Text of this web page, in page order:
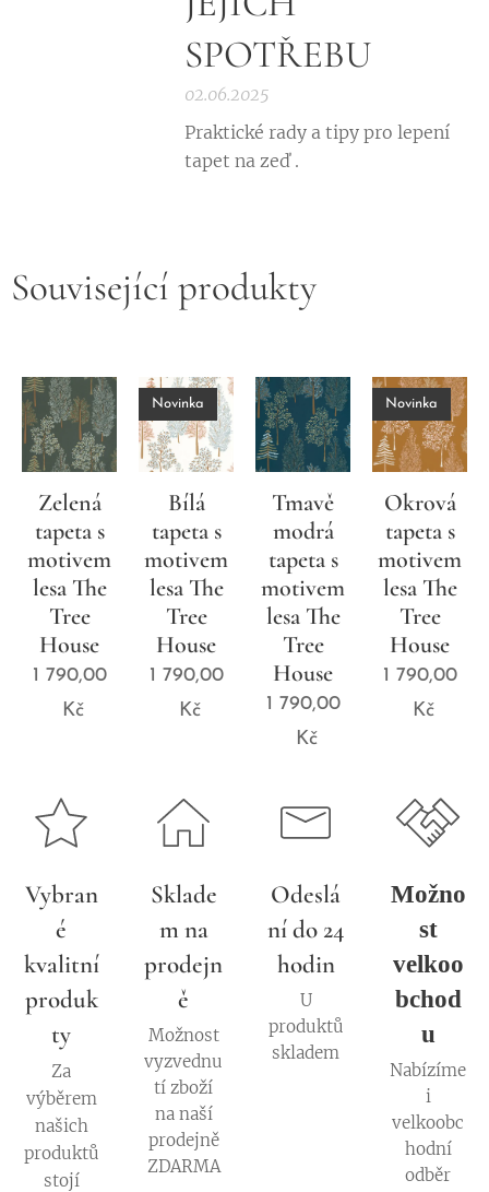
SPOTŘEBU
02.06.2025
Praktické rady a tipy pro lepení
tapet na zeď .
Související produkty
Zelená
tapeta s
motivem
lesa The
Tree
House
1 790,00
Kč
Bílá
tapeta s
motivem
lesa The
Tree
House
Novinka
1 790,00
Kč
Tmavě
modrá
tapeta s
motivem
lesa The
Tree
House
1 790,00
Kč
Okrová
tapeta s
motivem
lesa The
Tree
House
Novinka
1 790,00
Kč
Vybran
é
kvalitní
produk
ty
Za
výběrem
našich
produktů
stojí
Sklade
m na
prodejn
ě
Možnost
vyzvednu
tí zboží
na naší
prodejně
ZDARMA
Odeslá
ní do 24
hodin
U
produktů
skladem
Možno
st
velkoo
bchod
u
Nabízíme
i
velkoobc
hodní
odběr